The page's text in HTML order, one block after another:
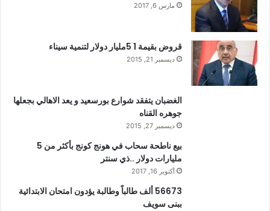
مارس 6, 2017
قروض بقيمة 1 5مليار دولار لتنمية سيناء
ديسمبر 21, 2015
الغضبان يتفقد شوارع بورسعيد و يعد الاهالي بجعلها
جوهره القناه
ديسمبر 27, 2015
بيع ناطحة سحاب في هونج كونج بأكثر من 5
مليارات دولار ..ذي سنتر
أكتوبر 16, 2017
56673 ألف طالباً وطالبة يؤدون امتحان الابتدائية
ببنى سويف